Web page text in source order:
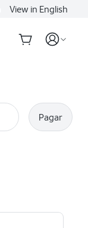
View in English
Pagar